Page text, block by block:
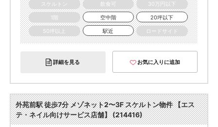
スケルトン
飲食可
30万円以下
1階
空中階
20坪以下
50坪以上
駅近 ロードサイド
詳細を見る お気に入りに追加
外苑前駅 徒歩7分 メゾネット2〜3F スケルトン物件 【エス
テ・ネイル向けサービス店舗】 (214416)